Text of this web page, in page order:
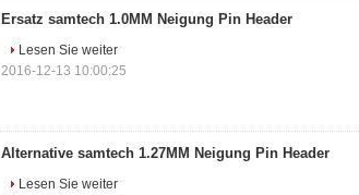
Ersatz samtech 1.0MM Neigung Pin Header
Lesen Sie weiter
2016-12-13 10:00:25
Alternative samtech 1.27MM Neigung Pin Header
Lesen Sie weiter